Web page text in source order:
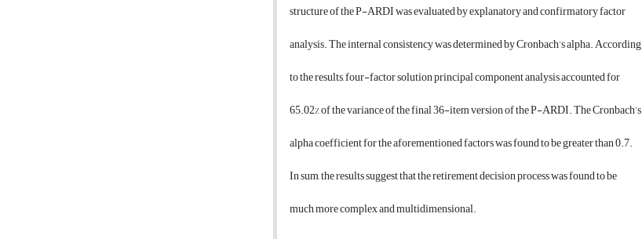
structure of the P-ARDI was evaluated by explanatory and confirmatory factor
analysis. The internal consistency was determined by Cronbach’s alpha. According
to the results, four-factor solution principal component analysis accounted for
65.02% of the variance of the final 36-item version of the P-ARDI. The Cronbach’s
alpha coefficient for the aforementioned factors was found to be greater than 0.7.
In sum, the results suggest that the retirement decision process was found to be
much more complex and multidimensional.